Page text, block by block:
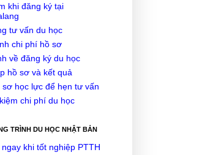
khi đăng ký tại
tư vấn du học
chi phí hồ sơ
về đăng ký du học
hồ sơ và kết quả
sơ học lực để hẹn tư vấn
chi phí du học
TRÌNH DU HỌC NHẬT BẢN
ngay khi tốt nghiệp PTTH